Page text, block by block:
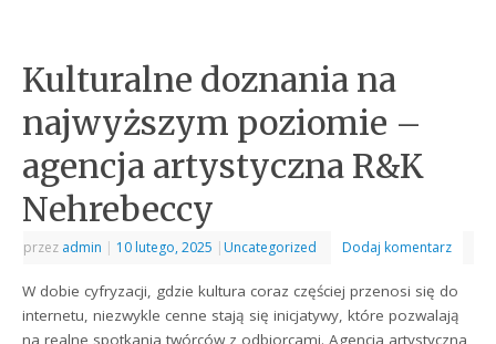
Kulturalne doznania na
najwyższym poziomie –
agencja artystyczna R&K
Nehrebeccy
przez admin | 10 lutego, 2025 | Uncategorized Dodaj komentarz
W dobie cyfryzacji, gdzie kultura coraz częściej przenosi się do
internetu, niezwykle cenne stają się inicjatywy, które pozwalają
na realne spotkania twórców z odbiorcami. Agencja artystyczna